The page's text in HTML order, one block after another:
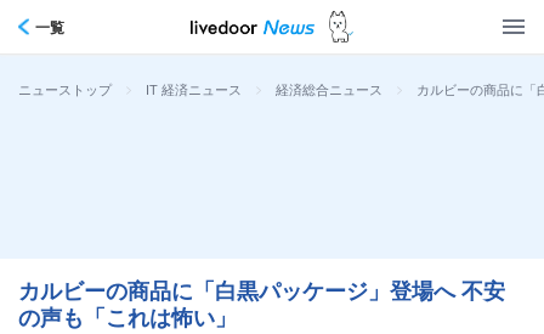
一覧
ニューストップ > IT 経済ニュース > 経済総合ニュース > カルビーの商品に「
カルビーの商品に「白黒パッケージ」登場へ 不安
の声も「これは怖い」